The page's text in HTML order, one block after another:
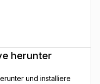
herunter
und installiere